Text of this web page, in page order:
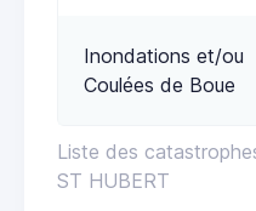
Liste des
ST HUBERT
Inondations et/ou
Coulées de Boue